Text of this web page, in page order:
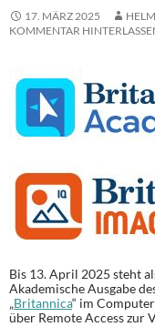
17. MÄRZ 2025
KOMMENTAR
Bis 13. April 2025 steht
Akademische Ausgabe
„Britannica“ im
über Remote Access zur